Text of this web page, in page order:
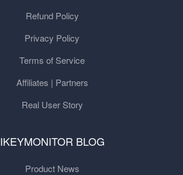
Refund Policy
Privacy Policy
Terms of Service
Affiliates | Partners
Real User Story
IKEYMONITOR BLOG
Product News